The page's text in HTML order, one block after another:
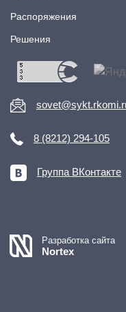
Распоряжения
Решения
8 (8212) 294-105
Группа ВКонтакте
Разработка сайта
Nortex